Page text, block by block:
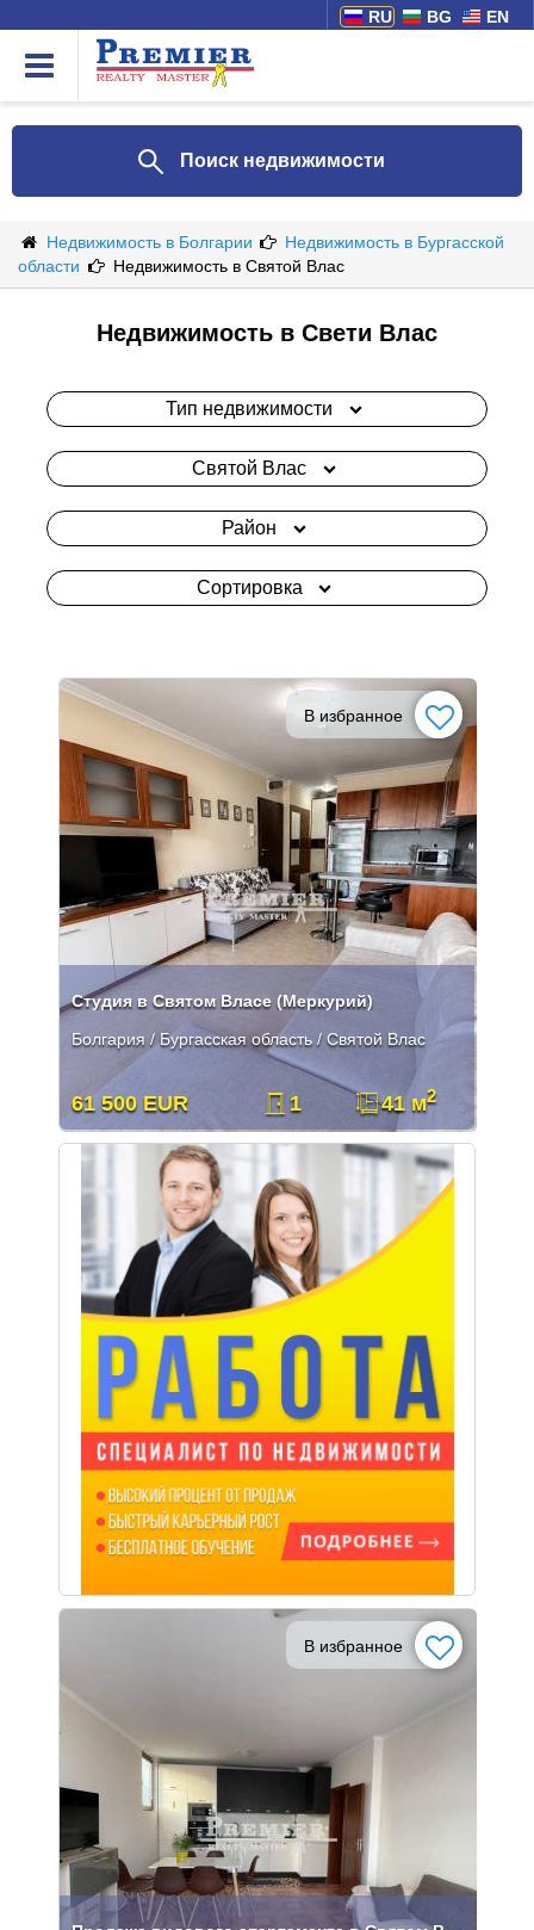
RU BG EN
Поиск недвижимости
Недвижимость в Болгарии
Недвижимость в Бургасской
области
Недвижимость в Святой Влас
Недвижимость в Свети Влас
Тип недвижимости
Святой Влас
Район
Сортировка
В избранное
Студия в Святом Власе (Меркурий)
Болгария / Бургасская область / Святой Влас
61 500 EUR 1 41 м2
В избранное